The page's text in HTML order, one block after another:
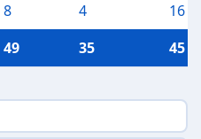
8 4
16
49 35 45